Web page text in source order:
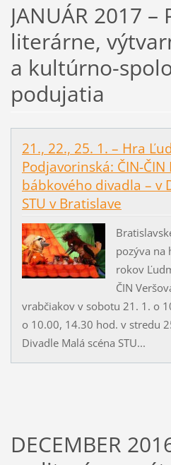
JANUÁR 2017 –
literárne,
a kultúrno-
podujatia
21., 22., 25. 1. – Hra
Podjavorinská: ČIN-
bábkového divadla – v
STU v Bratislave
pozýva
rokov
ČIN
vrabčiakov v sobotu 21. 1. o
o 10.00, 14.30 hod. v stredu
Divadle Malá scéna STU...
DECEMBER